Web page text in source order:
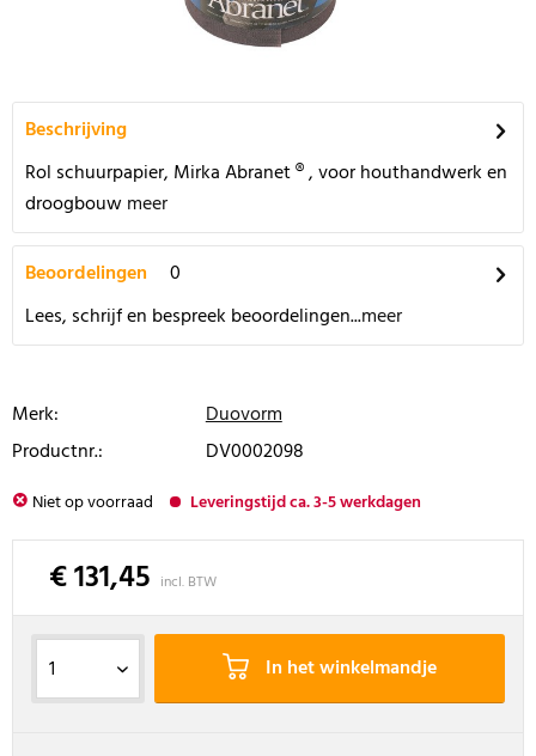
Beschrijving
Rol schuurpapier, Mirka Abranet ® , voor houthandwerk en
droogbouwmeer
Beoordelingen
0
Lees, schrijf en bespreek beoordelingen...meer
Merk:
Duovorm
Productnr.:
DV0002098
Niet op voorraad Leveringstijd ca. 3-5 werkdagen
€ 131,45 incl. BTW
In het winkelmandje